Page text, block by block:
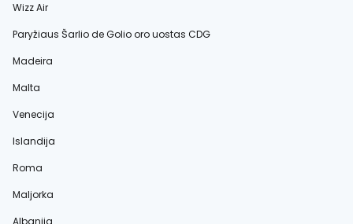
Wizz Air
Paryžiaus Šarlio de Golio oro uostas CDG
Madeira
Malta
Venecija
Islandija
Roma
Maljorka
Albanija